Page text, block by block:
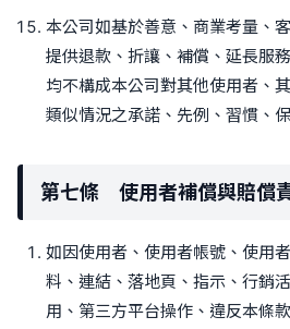
本公司如基於善意、商業考量、
提供退款、折讓、補償、延長服
均不構成本公司對其他使用者、
類似情況之承諾、先例、習慣、
第七條 使用者補償與賠償
如因使用者、使用者帳號、使用
料、連結、落地頁、指示、行銷
用、第三方平台操作、違反本條